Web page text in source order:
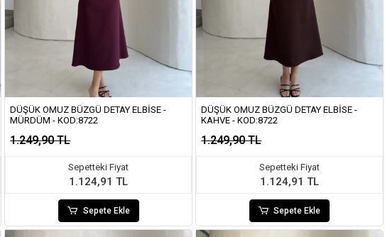
DÜŞÜK OMUZ BÜZGÜ DETAY ELBISE -
MÜRDÜM - KOD:8722
1.249,90 TL
Sepetteki Fiyat
1.124,91 TL
Sepete Ekle
DÜŞÜK OMUZ BÜZGÜ DETAY ELBISE -
KAHVE - KOD:8722
1.249,90 TL
Sepetteki Fiyat
1.124,91 TL
Sepete Ekle